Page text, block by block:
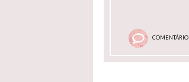
COMENTÁRIO